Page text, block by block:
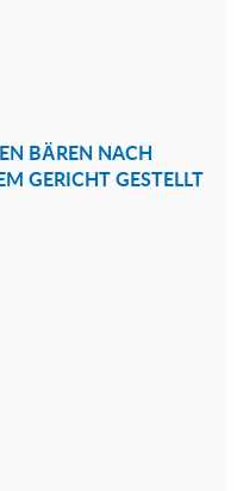
BÄREN NACH
GERICHT GESTELLT